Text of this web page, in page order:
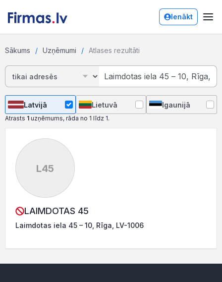
Ienākt
Sākums Uzņēmumi Atlases rezultāti
Latvijā Lietuvā Igaunijā
Atrasts 1 uzņēmums, rāda no 1 līdz 1.
L45
LAIMDOTAS 45
Laimdotas iela 45 – 10, Rīga, LV-1006